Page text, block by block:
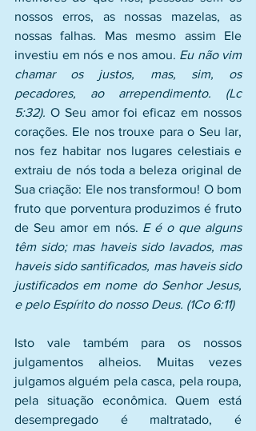
nossos erros, as nossas mazelas, as
nossas falhas. Mas mesmo assim Ele
investiu em nós e nos amou. Eu não vim
chamar os justos, mas, sim, os
pecadores, ao arrependimento. (Lc
5:32). O Seu amor foi eficaz em nossos
corações. Ele nos trouxe para o Seu lar,
nos fez habitar nos lugares celestiais e
extraiu de nós toda a beleza original de
Sua criação: Ele nos transformou! O bom
fruto que porventura produzimos é fruto
de Seu amor em nós. E é o que alguns
têm sido; mas haveis sido lavados, mas
haveis sido santificados, mas haveis sido
justificados em nome do Senhor Jesus,
e pelo Espírito do nosso Deus. (1Co 6:11)
Isto vale também para os nossos
julgamentos alheios. Muitas vezes
julgamos alguém pela casca, pela roupa,
pela situação econômica. Quem está
desempregado é maltratado, é